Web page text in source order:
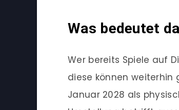
Was bedeutet
Wer bereits Spiele auf
diese können weiterhin
Januar 2028 als